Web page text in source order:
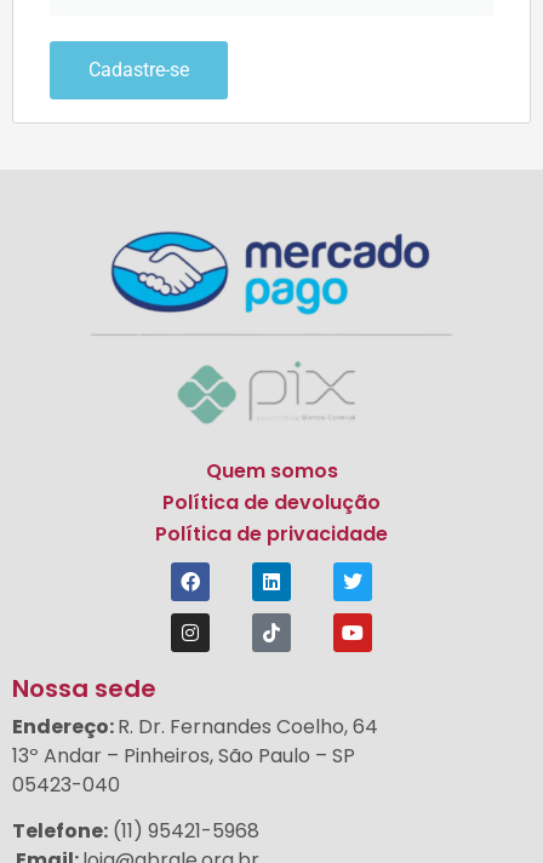
Cadastre-se
Quem somos
Política de devolução
Política de privacidade
Nossa sede
Endereço:R. Dr. Fernandes Coelho, 64
13º Andar – Pinheiros, São Paulo – SP
05423-040
Telefone: (11) 95421-5968